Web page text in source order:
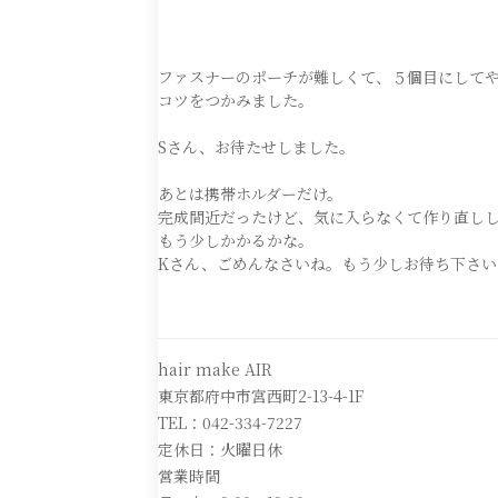
ファスナーのポーチが難しくて、５個目にして
コツをつかみました。
Sさん、お待たせしました。
あとは携帯ホルダーだけ。
完成間近だったけど、気に入らなくて作り直し
もう少しかかるかな。
Kさん、ごめんなさいね。もう少しお待ち下さい
hair make AIR
東京都府中市宮西町2-13-4-1F
TEL：042-334-7227
定休日：火曜日休
営業時間